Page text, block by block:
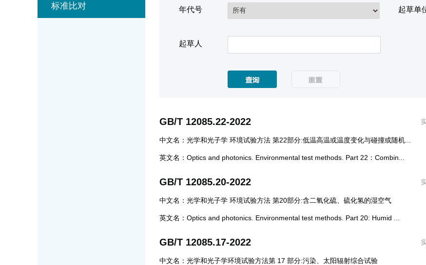
标准比对 年代号 起草单
起草人
GB/T 12085.22-2022
中文名：光学和光子学 环境试验方法 第22部分:低温高温或温度变化与碰撞或随机...
英文名：Optics and photonics. Environmental test methods. Part 22：Combin...
GB/T 12085.20-2022
中文名：光学和光子学 环境试验方法 第20部分:含二氧化硫、硫化氢的湿空气
英文名：Optics and photonics. Environmental test methods. Part 20: Humid ...
GB/T 12085.17-2022
中文名：光学和光子学环境试验方法第 17 部分:污染、太阳辐射综合试验